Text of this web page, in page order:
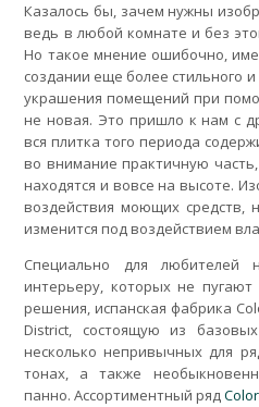
Казалось бы, зачем нужны
ведь в любой комнате и без
Но такое мнение ошибочно,
создании еще более стильного
украшения помещений при
не новая. Это пришло к нам с
вся плитка того периода
во внимание практичную
находятся и вовсе на высоте.
воздействия моющих средств,
изменится под воздействием
Специально для любителей
интерьеру, которых не
решения, испанская фабрика
District, состоящую из
несколько непривычных для
тонах, а также
панно. Ассортиментный ряд